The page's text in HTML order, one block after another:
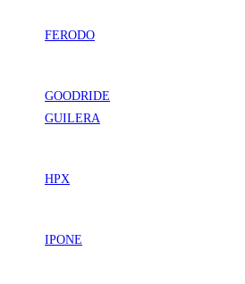
FERODO
GOODRIDE
GUILERA
HPX
IPONE